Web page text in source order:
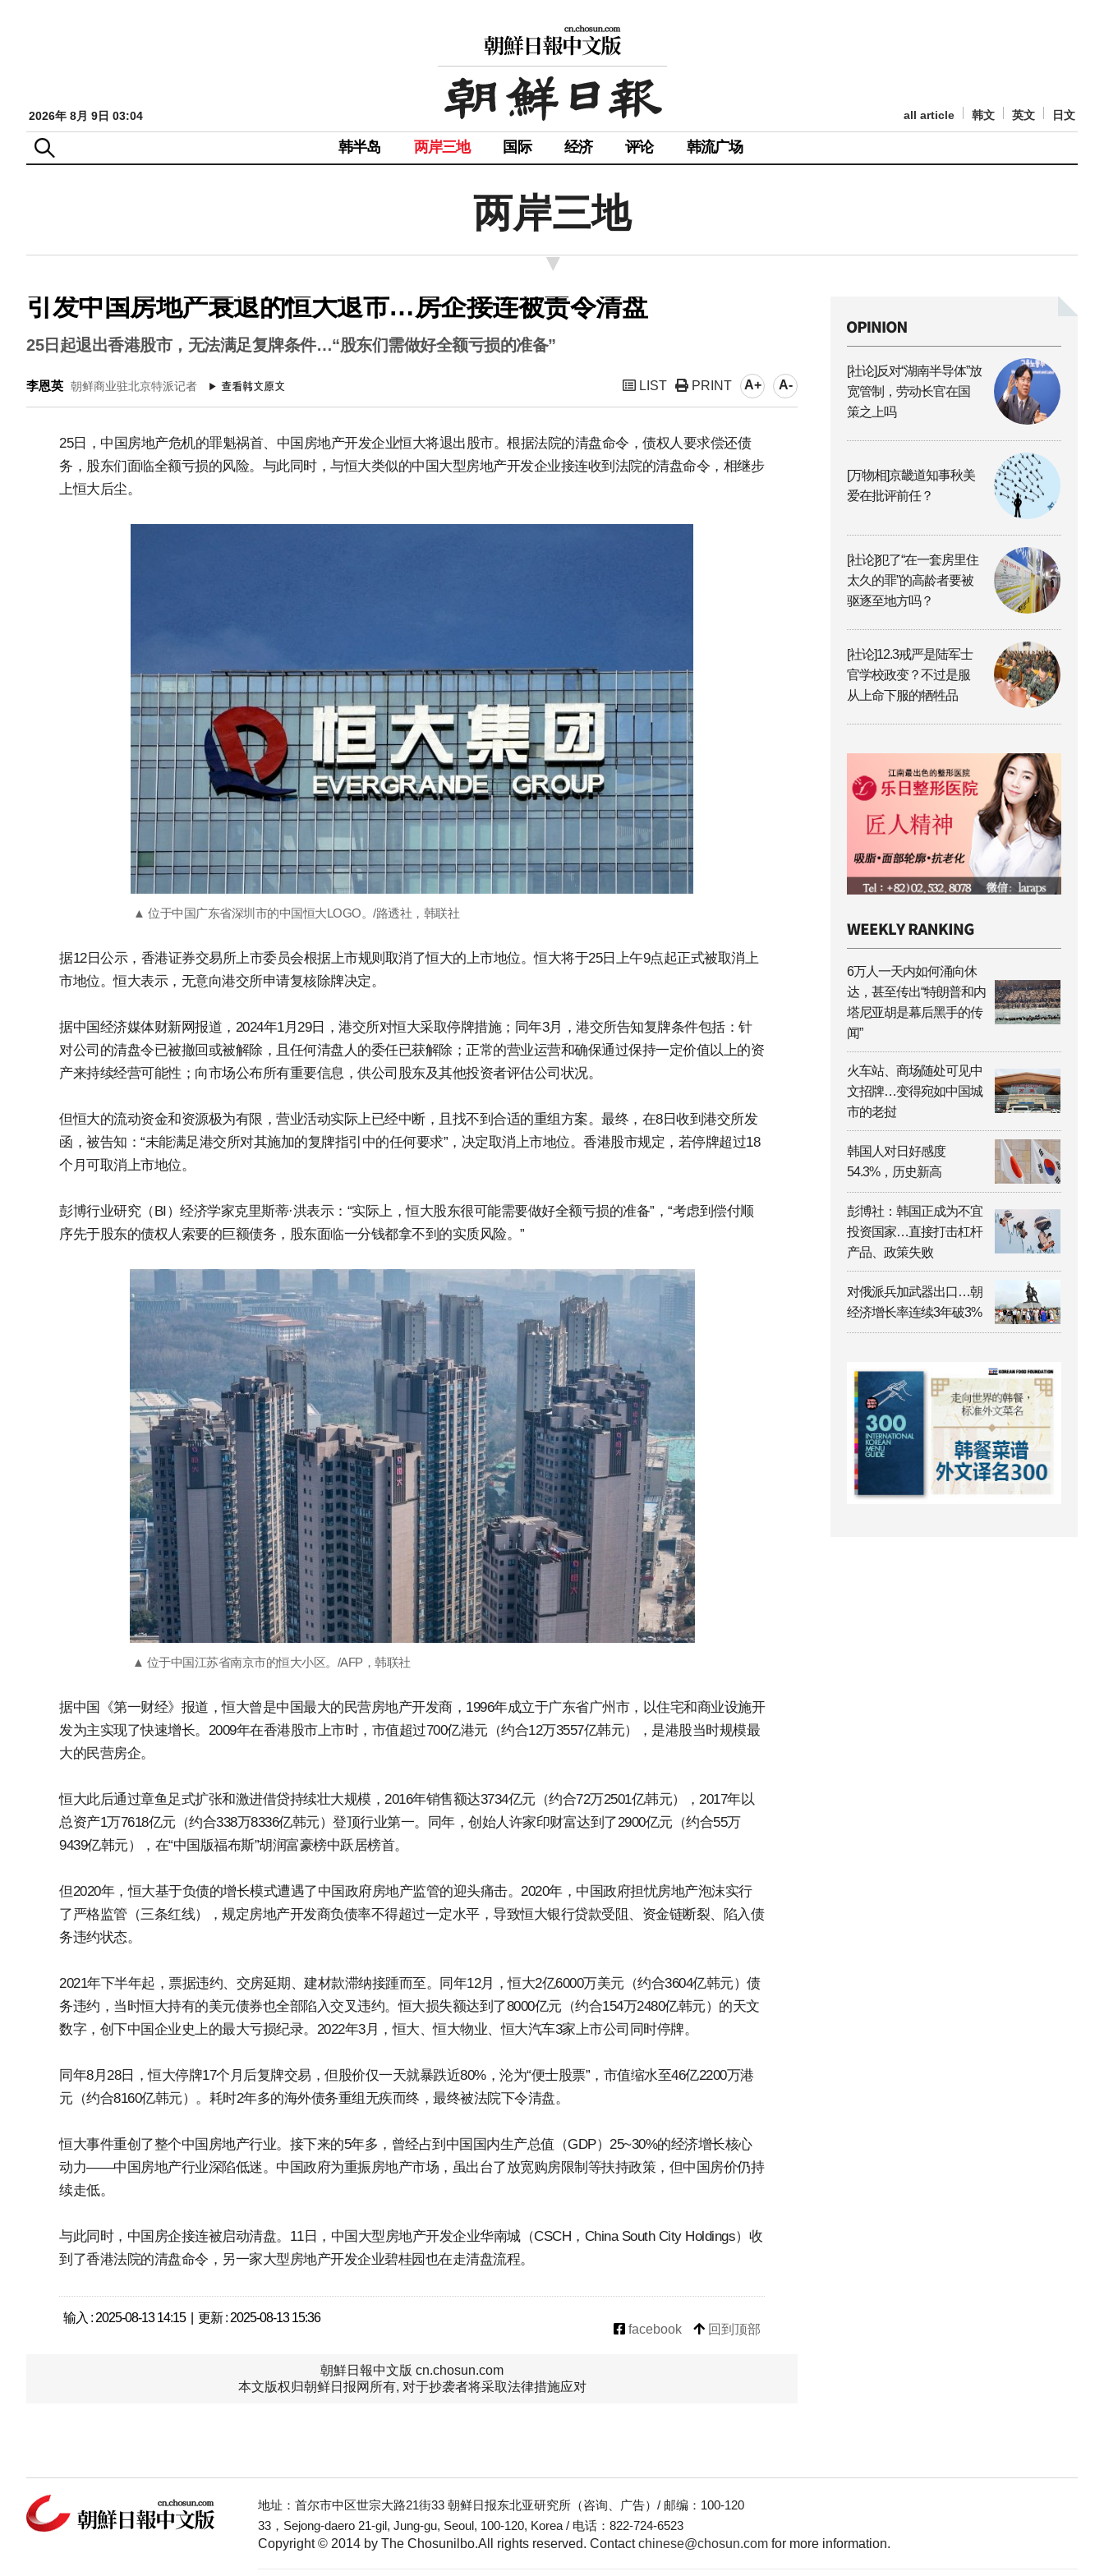
2026年 8月 9日 03:04 all article 韩文 英文 日文
韩半岛 两岸三地 国际 经济 评论 韩流广场
两岸三地
引发中国房地产衰退的恒大退市…房企接连被责令清盘
25日起退出香港股市，无法满足复牌条件…“股东们需做好全额亏损的准备”
李恩英 朝鲜商业驻北京特派记者 LIST PRINT A+ A-
25日，中国房地产危机的罪魁祸首、中国房地产开发企业恒大将退出股市。根据法院的清盘命令，债权人要求偿还债
务，股东们面临全额亏损的风险。与此同时，与恒大类似的中国大型房地产开发企业接连收到法院的清盘命令，相继步
上恒大后尘。
▲ 位于中国广东省深圳市的中国恒大LOGO。/路透社，韩联社
据12日公示，香港证券交易所上市委员会根据上市规则取消了恒大的上市地位。恒大将于25日上午9点起正式被取消上
市地位。恒大表示，无意向港交所申请复核除牌决定。
据中国经济媒体财新网报道，2024年1月29日，港交所对恒大采取停牌措施；同年3月，港交所告知复牌条件包括：针
对公司的清盘令已被撤回或被解除，且任何清盘人的委任已获解除；正常的营业运营和确保通过保持一定价值以上的资
产来持续经营可能性；向市场公布所有重要信息，供公司股东及其他投资者评估公司状况。
但恒大的流动资金和资源极为有限，营业活动实际上已经中断，且找不到合适的重组方案。最终，在8日收到港交所发
函，被告知：“未能满足港交所对其施加的复牌指引中的任何要求”，决定取消上市地位。香港股市规定，若停牌超过18
个月可取消上市地位。
彭博行业研究（BI）经济学家克里斯蒂·洪表示：“实际上，恒大股东很可能需要做好全额亏损的准备”，“考虑到偿付顺
序先于股东的债权人索要的巨额债务，股东面临一分钱都拿不到的实质风险。”
▲ 位于中国江苏省南京市的恒大小区。/AFP，韩联社
据中国《第一财经》报道，恒大曾是中国最大的民营房地产开发商，1996年成立于广东省广州市，以住宅和商业设施开
发为主实现了快速增长。2009年在香港股市上市时，市值超过700亿港元（约合12万3557亿韩元），是港股当时规模最
大的民营房企。
恒大此后通过章鱼足式扩张和激进借贷持续壮大规模，2016年销售额达3734亿元（约合72万2501亿韩元），2017年以
总资产1万7618亿元（约合338万8336亿韩元）登顶行业第一。同年，创始人许家印财富达到了2900亿元（约合55万
9439亿韩元），在“中国版福布斯”胡润富豪榜中跃居榜首。
但2020年，恒大基于负债的增长模式遭遇了中国政府房地产监管的迎头痛击。2020年，中国政府担忧房地产泡沫实行
了严格监管（三条红线），规定房地产开发商负债率不得超过一定水平，导致恒大银行贷款受阻、资金链断裂、陷入债
务违约状态。
2021年下半年起，票据违约、交房延期、建材款滞纳接踵而至。同年12月，恒大2亿6000万美元（约合3604亿韩元）债
务违约，当时恒大持有的美元债券也全部陷入交叉违约。恒大损失额达到了8000亿元（约合154万2480亿韩元）的天文
数字，创下中国企业史上的最大亏损纪录。2022年3月，恒大、恒大物业、恒大汽车3家上市公司同时停牌。
同年8月28日，恒大停牌17个月后复牌交易，但股价仅一天就暴跌近80%，沦为“便士股票”，市值缩水至46亿2200万港
元（约合8160亿韩元）。耗时2年多的海外债务重组无疾而终，最终被法院下令清盘。
恒大事件重创了整个中国房地产行业。接下来的5年多，曾经占到中国国内生产总值（GDP）25~30%的经济增长核心
动力——中国房地产行业深陷低迷。中国政府为重振房地产市场，虽出台了放宽购房限制等扶持政策，但中国房价仍持
续走低。
与此同时，中国房企接连被启动清盘。11日，中国大型房地产开发企业华南城（CSCH，China South City Holdings）收
到了香港法院的清盘命令，另一家大型房地产开发企业碧桂园也在走清盘流程。
输入 : 2025-08-13 14:15 | 更新 : 2025-08-13 15:36
facebook
回到顶部
朝鮮日報中文版 cn.chosun.com
本文版权归朝鲜日报网所有, 对于抄袭者将采取法律措施应对
[社论]反对“湖南半导体”放
宽管制，劳动长官在国
策之上吗
[万物相]京畿道知事秋美
爱在批评前任？
[社论]犯了“在一套房里住
太久的罪”的高龄者要被
驱逐至地方吗？
[社论]12.3戒严是陆军士
官学校政变？不过是服
从上命下服的牺牲品
6万人一天内如何涌向休
达，甚至传出“特朗普和内
塔尼亚胡是幕后黑手的传
闻”
火车站、商场随处可见中
文招牌…变得宛如中国城
市的老挝
韩国人对日好感度
54.3%，历史新高
彭博社：韩国正成为不宜
投资国家…直接打击杠杆
产品、政策失败
对俄派兵加武器出口…朝
经济增长率连续3年破3%
地址：首尔市中区世宗大路21街33 朝鲜日报东北亚研究所（咨询、广告）/ 邮编：100-120
33，Sejong-daero 21-gil, Jung-gu, Seoul, 100-120, Korea / 电话：822-724-6523
Copyright © 2014 by The Chosunilbo.All rights reserved. Contactchinese@chosun.comfor more information.